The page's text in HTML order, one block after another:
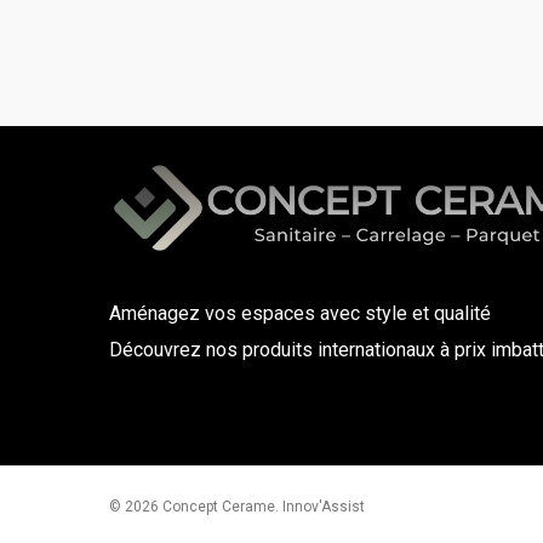
Aménagez vos espaces avec style et qualité
Découvrez nos produits internationaux à prix
© 2026 Concept Cerame. Innov'Assist